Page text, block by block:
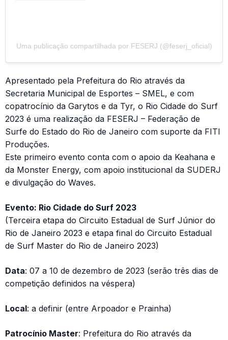
Uma publicação compartilhada por FESERJ (@feserj_oficial)
Apresentado pela Prefeitura do Rio através da
Secretaria Municipal de Esportes – SMEL, e com
copatrocínio da Garytos e da Tyr, o Rio Cidade do Surf
2023 é uma realização da FESERJ – Federação de
Surfe do Estado do Rio de Janeiro com suporte da FITI
Produções.
Este primeiro evento conta com o apoio da Keahana e
da Monster Energy, com apoio institucional da SUDERJ
e divulgação do Waves.
Evento: Rio Cidade do Surf 2023
(Terceira etapa do Circuito Estadual de Surf Júnior do
Rio de Janeiro 2023 e etapa final do Circuito Estadual
de Surf Master do Rio de Janeiro 2023)
Data: 07 a 10 de dezembro de 2023 (serão três dias de
competição definidos na véspera)
Local: a definir (entre Arpoador e Prainha)
Patrocínio Master: Prefeitura do Rio através da